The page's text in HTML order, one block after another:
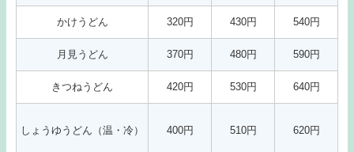
かけうどん 320円 430円 540円
月見うどん 370円 480円 590円
きつねうどん 420円 530円 640円
しょうゆうどん（温・冷） 400円 510円 620円